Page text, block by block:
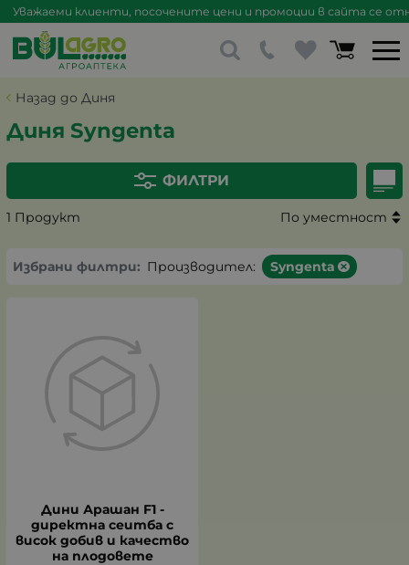
Уважаеми клиенти, посочените цени и промоции в сайта се
Назад до Диня
Диня Syngenta
ФИЛТРИ
1 Продукт По уместност
Избрани филтри: Производител: Syngenta
Дини Арашан F1 -
директна сеитба с
висок добив и качество
на плодовете